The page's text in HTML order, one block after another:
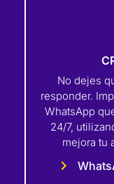
No dejes
responder.
WhatsApp
24/7,
mejora tu